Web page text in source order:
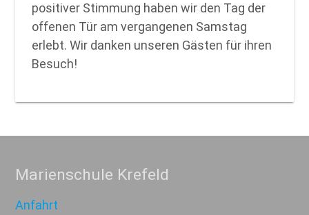
positiver Stimmung haben wir den Tag der
offenen Tür am vergangenen Samstag
erlebt. Wir danken unseren Gästen für ihren
Besuch!
Marienschule Krefeld
Anfahrt